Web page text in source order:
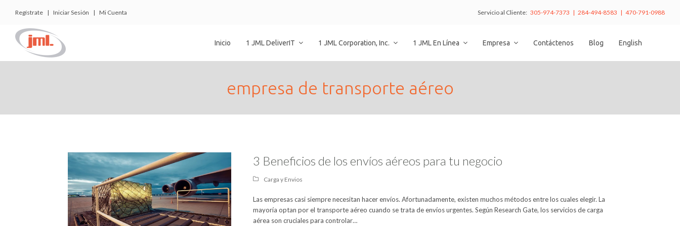
Regístrate | Iniciar Sesión | Mi Cuenta Servicio al Cliente: 305-974-7373 | 284-494-8583 | 470-791-0988
Inicio 1 JML DeliverIT 1 JML Corporation, Inc. 1 JML En Línea Empresa Contáctenos Blog English
empresa de transporte aéreo
3 Beneficios de los envíos aéreos para tu negocio
Carga y Envios
Las empresas casi siempre necesitan hacer envíos. Afortunadamente, existen muchos métodos entre los cuales elegir. La
mayoría optan por el transporte aéreo cuando se trata de envíos urgentes. Según Research Gate, los servicios de carga
aérea son cruciales para controlar…